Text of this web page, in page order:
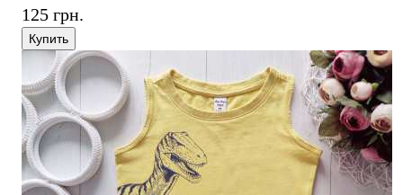
125 грн.
Купить